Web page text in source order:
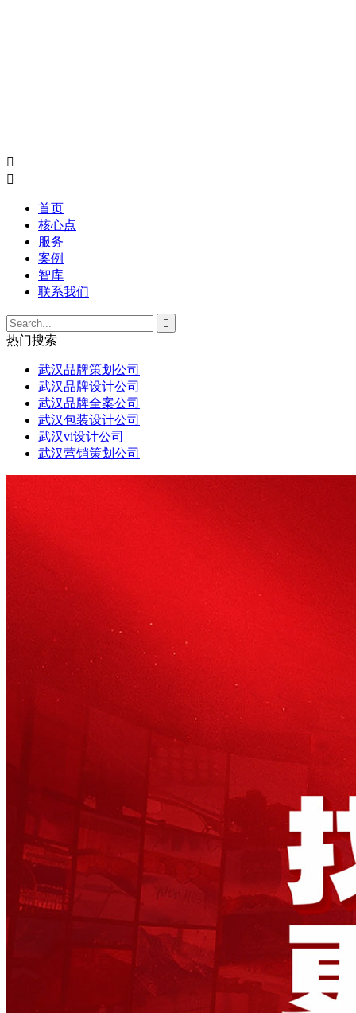


首页
核心点
服务
案例
智库
联系我们

热门搜索
武汉品牌策划公司
武汉品牌设计公司
武汉品牌全案公司
武汉包装设计公司
武汉vi设计公司
武汉营销策划公司